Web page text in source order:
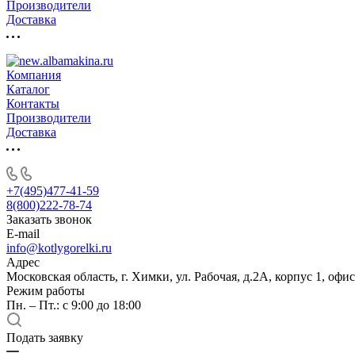
Производители
Доставка
Компания
Каталог
Контакты
Производители
Доставка
+7(495)477-41-59
8(800)222-78-74
Заказать звонок
E-mail
info@kotlygorelki.ru
Адрес
Московская область, г. Химки, ул. Рабочая, д.2А, корпус 1,
Режим работы
Пн. – Пт.: с 9:00 до 18:00
Подать заявку